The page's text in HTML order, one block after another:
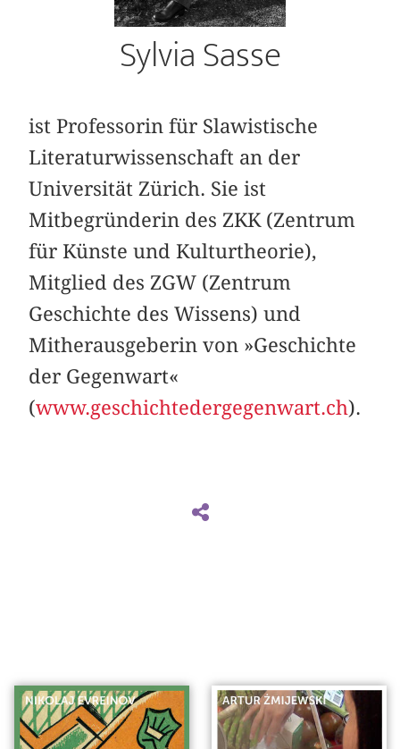
Sylvia Sasse
ist Professorin für Slawistische
Literaturwissenschaft an der
Universität Zürich. Sie ist
Mitbegründerin des ZKK (Zentrum
für Künste und Kulturtheorie),
Mitglied des ZGW (Zentrum
Geschichte des Wissens) und
Mitherausgeberin von »Geschichte
der Gegenwart«
(www.geschichtedergegenwart.ch).